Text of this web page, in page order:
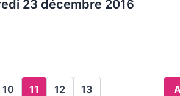
23 décembre 2016
10 11 12 13